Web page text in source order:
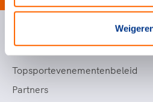
Handige links
Topsportevenementenbeleid
Partners